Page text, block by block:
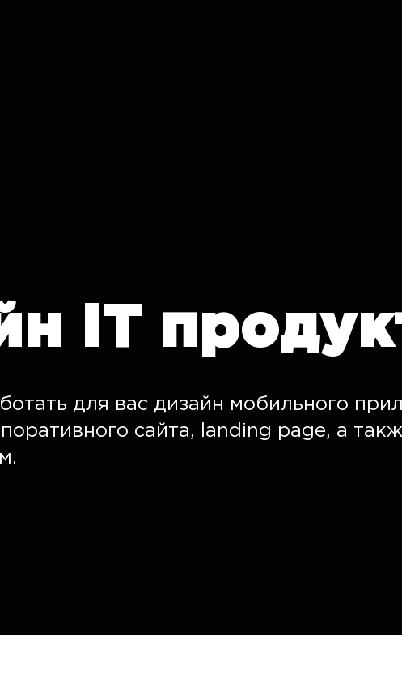
IT
для вас дизайн мобильного
сайта, landing page, а